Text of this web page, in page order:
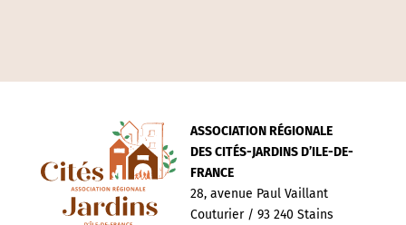
ASSOCIATION RÉGIONALE
DES CITÉS-JARDINS D’ILE-DE-
FRANCE
28, avenue Paul Vaillant
Couturier / 93 240 Stains